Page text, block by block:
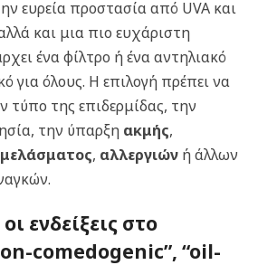
ευρεία προστασία από UVA και
και μια πιο ευχάριστη
ένα φίλτρο ή ένα αντηλιακό
για όλους. Η επιλογή πρέπει να
τύπο της επιδερμίδας, την
την ύπαρξη ακμής,
μελάσματος, αλλεργιών ή άλλων
ενδείξεις στο
comedogenic”, “oil-